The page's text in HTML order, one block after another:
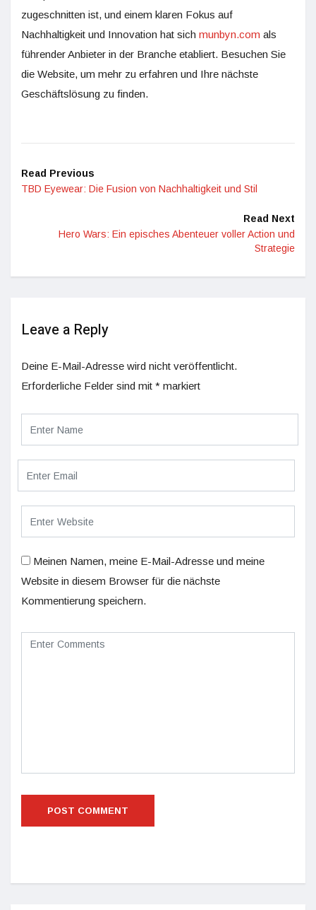
zugeschnitten ist, und einem klaren Fokus auf
Nachhaltigkeit und Innovation hat sich munbyn.com als
führender Anbieter in der Branche etabliert. Besuchen Sie
die Website, um mehr zu erfahren und Ihre nächste
Geschäftslösung zu finden.
Read Previous
TBD Eyewear: Die Fusion von Nachhaltigkeit und Stil
Read Next
Hero Wars: Ein episches Abenteuer voller Action und
Strategie
Leave a Reply
Deine E-Mail-Adresse wird nicht veröffentlicht.
Erforderliche Felder sind mit * markiert
Meinen Namen, meine E-Mail-Adresse und meine
Website in diesem Browser für die nächste
Kommentierung speichern.